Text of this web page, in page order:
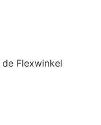
de Flexwinkel